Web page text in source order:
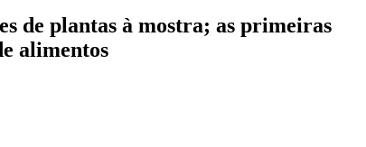
de plantas à mostra; as primeiras
alimentos